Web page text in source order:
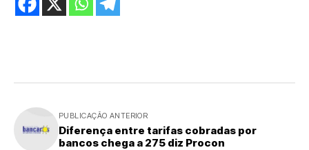
PUBLICAÇÃO ANTERIOR
Diferença entre tarifas cobradas por
bancos chega a 275 diz Procon